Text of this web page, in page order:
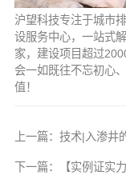
沪望科技专注于城市
设服务中心，一站式
家，建设项目超过
会一如既往不忘初心
值！
上一篇： 技术|入渗井
下一篇： 【实例证实